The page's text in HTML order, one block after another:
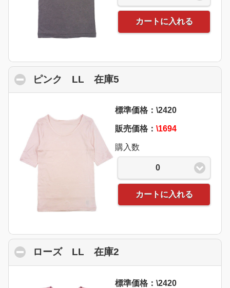
カートに入れる
ピンク LL 在庫5
標準価格：\2420
販売価格： \1694
購入数
0
カートに入れる
ローズ LL 在庫2
標準価格：\2420